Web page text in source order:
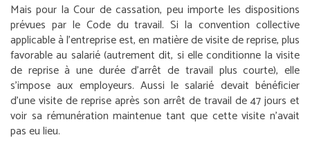
Mais pour la Cour de cassation, peu importe les dispositions
prévues par le Code du travail. Si la convention collective
applicable à l’entreprise est, en matière de visite de reprise, plus
favorable au salarié (autrement dit, si elle conditionne la visite
de reprise à une durée d’arrêt de travail plus courte), elle
s’impose aux employeurs. Aussi le salarié devait bénéficier
d’une visite de reprise après son arrêt de travail de 47 jours et
voir sa rémunération maintenue tant que cette visite n’avait
pas eu lieu.